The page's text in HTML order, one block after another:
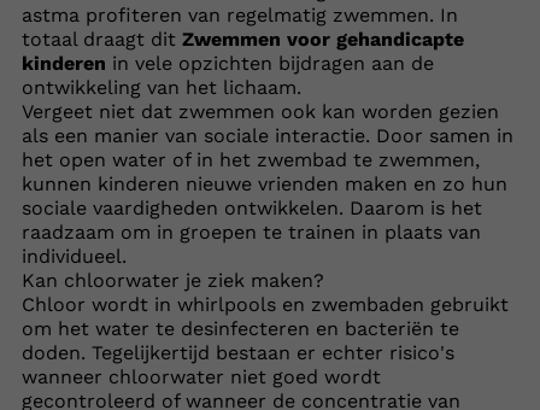
astma profiteren van regelmatig zwemmen. In
totaal draagt dit Zwemmen voor gehandicapte
kinderen in vele opzichten bijdragen aan de
ontwikkeling van het lichaam.
Vergeet niet dat zwemmen ook kan worden gezien
als een manier van sociale interactie. Door samen in
het open water of in het zwembad te zwemmen,
kunnen kinderen nieuwe vrienden maken en zo hun
sociale vaardigheden ontwikkelen. Daarom is het
raadzaam om in groepen te trainen in plaats van
individueel.
Kan chloorwater je ziek maken?
Chloor wordt in whirlpools en zwembaden gebruikt
om het water te desinfecteren en bacteriën te
doden. Tegelijkertijd bestaan er echter risico's
wanneer chloorwater niet goed wordt
gecontroleerd of wanneer de concentratie van